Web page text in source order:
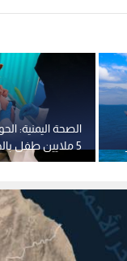
الصحة اليمنية:
5 ملايين طفل
اللقاحات